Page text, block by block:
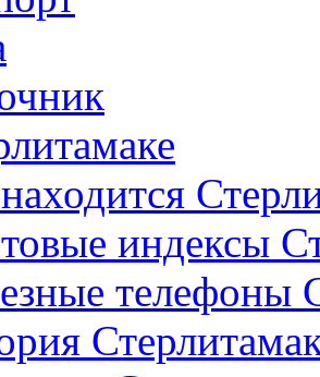
индексы
телефоны